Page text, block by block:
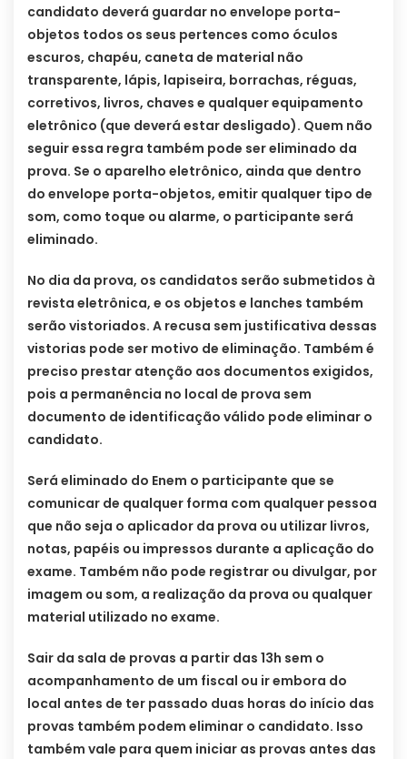
candidato deverá guardar no envelope porta-
objetos todos os seus pertences como óculos
escuros, chapéu, caneta de material não
transparente, lápis, lapiseira, borrachas, réguas,
corretivos, livros, chaves e qualquer equipamento
eletrônico (que deverá estar desligado). Quem não
seguir essa regra também pode ser eliminado da
prova. Se o aparelho eletrônico, ainda que dentro
do envelope porta-objetos, emitir qualquer tipo de
som, como toque ou alarme, o participante será
eliminado.
No dia da prova, os candidatos serão submetidos à
revista eletrônica, e os objetos e lanches também
serão vistoriados. A recusa sem justificativa dessas
vistorias pode ser motivo de eliminação. Também é
preciso prestar atenção aos documentos exigidos,
pois a permanência no local de prova sem
documento de identificação válido pode eliminar o
candidato.
Será eliminado do Enem o participante que se
comunicar de qualquer forma com qualquer pessoa
que não seja o aplicador da prova ou utilizar livros,
notas, papéis ou impressos durante a aplicação do
exame. Também não pode registrar ou divulgar, por
imagem ou som, a realização da prova ou qualquer
material utilizado no exame.
Sair da sala de provas a partir das 13h sem o
acompanhamento de um fiscal ou ir embora do
local antes de ter passado duas horas do início das
provas também podem eliminar o candidato. Isso
também vale para quem iniciar as provas antes das